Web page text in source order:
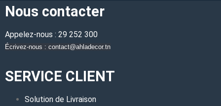
Nous contacter
Appelez-nous : 29 252 300
Écrivez-nous : contact@ahladecor.tn
SERVICE CLIENT
Solution de Livraison